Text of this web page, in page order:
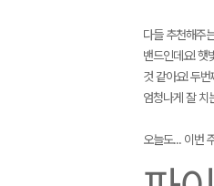
다들 추천해주
밴드인데요! 햇
것 같아요! 두
엄청나게 잘 치
오늘도... 이번